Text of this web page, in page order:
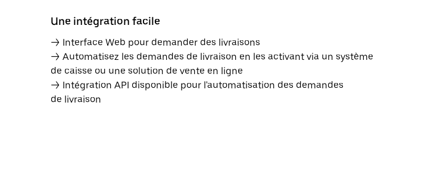
Une intégration facile
→ Interface Web pour demander des livraisons
→ Automatisez les demandes de livraison en les activant via un système
de caisse ou une solution de vente en ligne
→ Intégration API disponible pour l'automatisation des demandes
de livraison